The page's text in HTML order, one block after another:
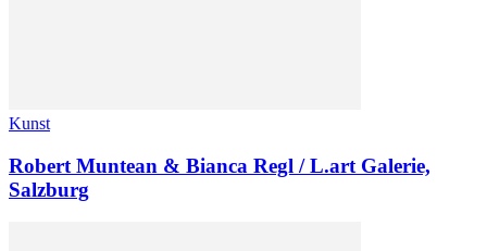
Kunst
Robert Muntean & Bianca Regl / L.art Galerie,
Salzburg